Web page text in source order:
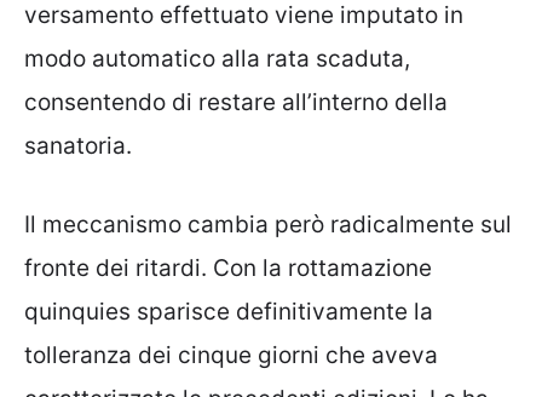
versamento effettuato viene imputato in
modo automatico alla rata scaduta,
consentendo di restare all’interno della
sanatoria.
Il meccanismo cambia però radicalmente sul
fronte dei ritardi. Con la rottamazione
quinquies sparisce definitivamente la
tolleranza dei cinque giorni che aveva